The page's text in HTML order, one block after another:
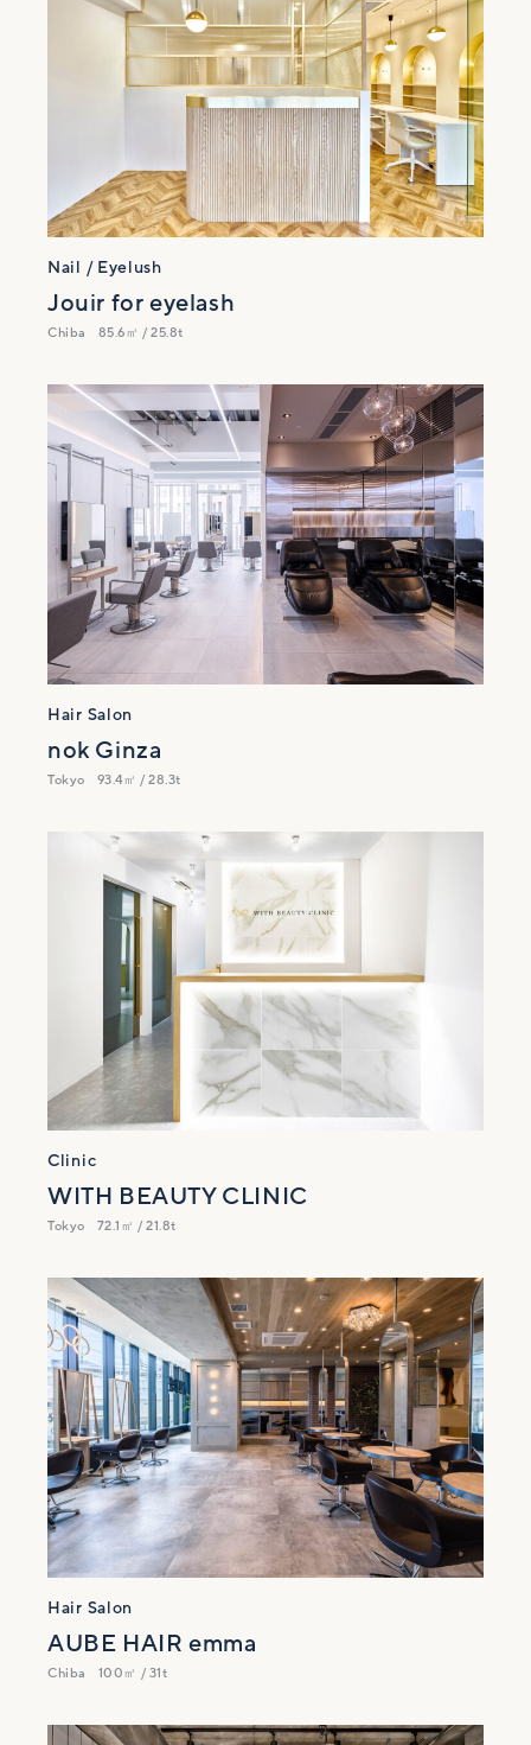
Nail / Eyelush
Jouir for eyelash
Chiba 85.6㎡ / 25.8t
Hair Salon
nok Ginza
Tokyo 93.4㎡ / 28.3t
Clinic
WITH BEAUTY CLINIC
Tokyo 72.1㎡ / 21.8t
Hair Salon
AUBE HAIR emma
Chiba 100㎡ / 31t